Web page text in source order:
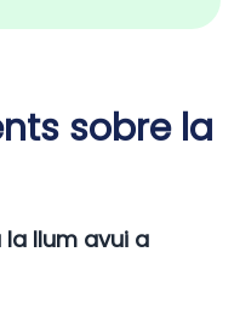
sobre la
llum avui a